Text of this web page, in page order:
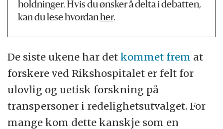
holdninger. Hvis du ønsker å delta i debatten,
kan du lese hvordanher.
De siste ukene har detkommet frem at
forskere ved Rikshospitalet er felt for
ulovlig og uetisk forskning på
transpersoner i redelighetsutvalget. For
mange kom dette kanskje som en